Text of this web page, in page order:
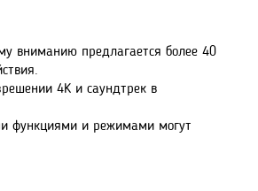
вниманию предлагается более 40
4K и саундтрек в
функциями и режимами могут